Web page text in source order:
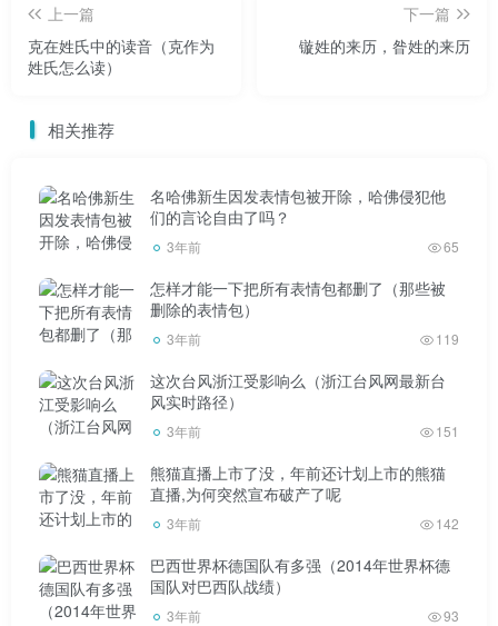
上一篇
克在姓氏中的读音（克作为
姓氏怎么读）
下一篇
镟姓的来历，昝姓的来历
相关推荐
名哈佛新生因发表情包被开除，哈佛侵犯他
们的言论自由了吗？
3年前 65
怎样才能一下把所有表情包都删了（那些被
删除的表情包）
3年前 119
这次台风浙江受影响么（浙江台风网最新台
风实时路径）
3年前 151
熊猫直播上市了没，年前还计划上市的熊猫
直播,为何突然宣布破产了呢
3年前 142
巴西世界杯德国队有多强（2014年世界杯德
国队对巴西队战绩）
3年前 93